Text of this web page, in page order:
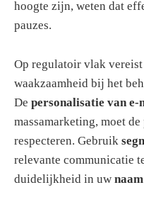
hoogte zijn, weten dat
pauzes.
Op regulatoir vlak vereist
waakzaamheid bij het
De personalisatie van e-
massamarketing, moet
respecteren. Gebruik
relevante communicatie
duidelijkheid in uw